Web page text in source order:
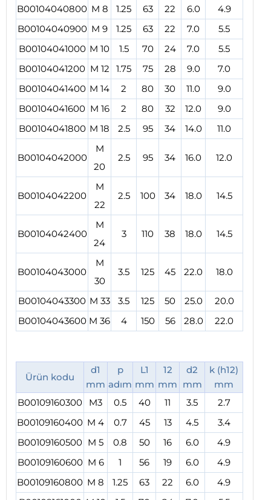
B00104040800 M 8 1.25 63 22 6.0
4.9
B00104040900 M 9 1.25 63 22 7.0
5.5
B00104041000 M 10 1.5 70 24 7.0
5.5
B00104041200 M 12 1.75 75 28 9.0
7.0
B00104041400 M 14 2 80 30 11.0
9.0
B00104041600 M 16 2 80 32 12.0
9.0
B00104041800 M 18 2.5 95 34 14.0 11.0
B00104042000
M
20
2.5 95 34 16.0 12.0
B00104042200
M
22
2.5 100 34 18.0 14.5
B00104042400
M
24
3 110 38 18.0 14.5
B00104043000
M
30
3.5 125 45 22.0 18.0
B00104043300 M 33 3.5 125 50 25.0
20.0
B00104043600 M 36 4 150 56 28.0 22.0
Ürün kodu
d1
mm
p
adım
L1
mm
12
mm
d2
mm
k (h12)
mm
B00109160300
M3 0.5 40 11 3.5
2.7
B00109160400 M 4 0.7 45 13 4.5
3.4
B00109160500 M 5 0.8 50 16 6.0
4.9
B00109160600 M 6 1 56 19 6.0
4.9
B00109160800 M 8 1.25 63 22 6.0
4.9